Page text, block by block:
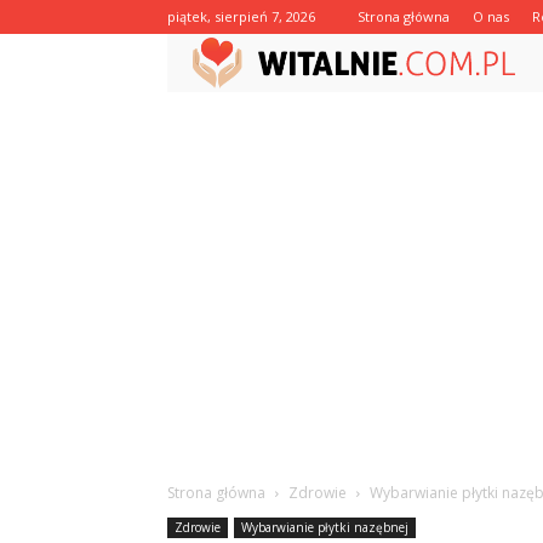
piątek, sierpień 7, 2026 Strona główna O nas
Strona główna Zdrowie Wybarwianie płytki
Zdrowie Wybarwianie płytki nazębnej